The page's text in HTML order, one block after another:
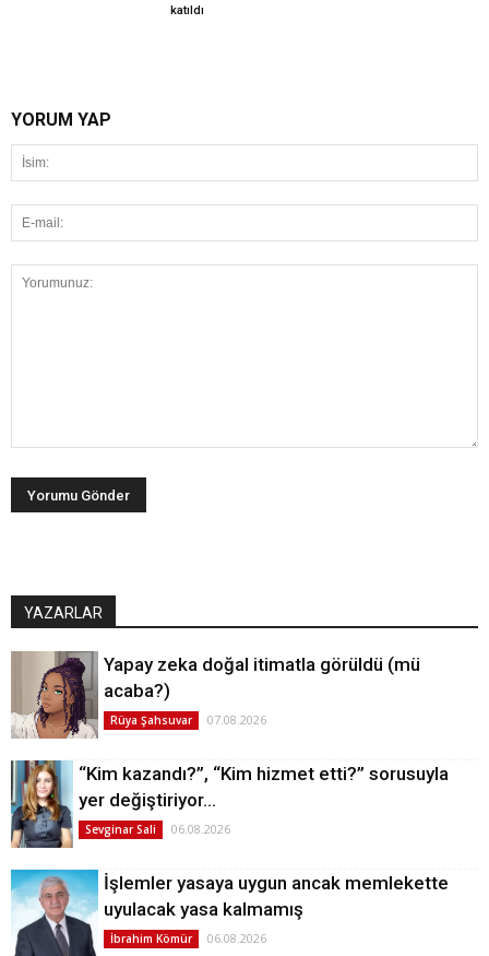
katıldı
YORUM YAP
YAZARLAR
Yapay zeka doğal itimatla görüldü (mü
acaba?)
Rüya Şahsuvar 07.08.2026
“Kim kazandı?”, “Kim hizmet etti?” sorusuyla
yer değiştiriyor…
Sevginar Sali 06.08.2026
İşlemler yasaya uygun ancak memlekette
uyulacak yasa kalmamış
İbrahim Kömür 06.08.2026